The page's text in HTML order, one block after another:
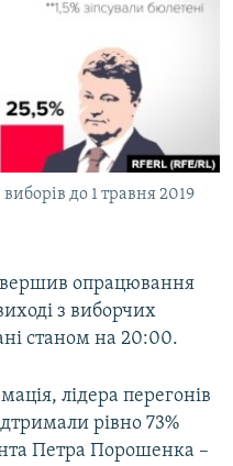
до 1 травня 2019
опрацювання
з виборчих
станом на 20:00.
лідера перегонів
рівно 73%
Петра Порошенка –